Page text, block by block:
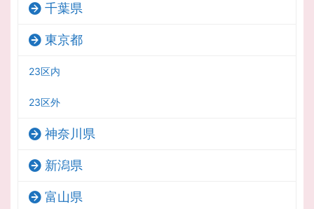
千葉県
東京都
23区内
23区外
神奈川県
新潟県
富山県